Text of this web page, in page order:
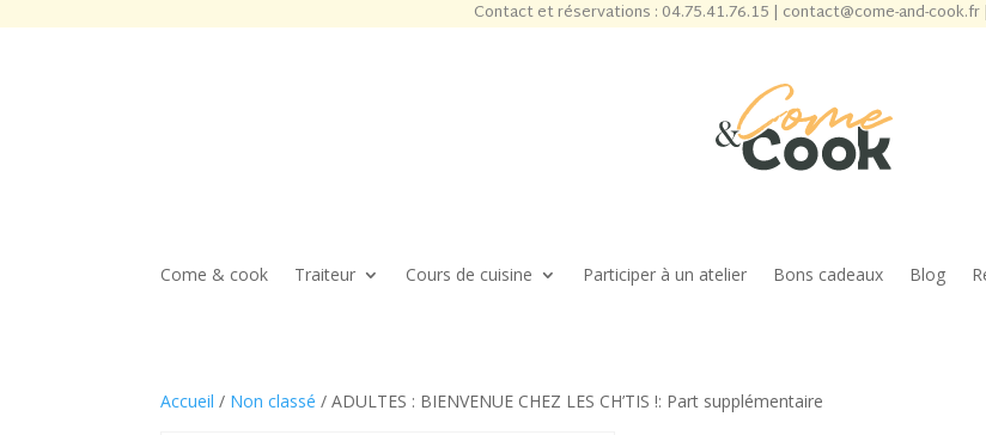
Contact et réservations : 04.75.41.76.15 | contact@come-and-cook.fr
Come & cook Traiteur Cours de cuisine Participer à un atelier Bons cadeaux Blog
Accueil / Non classé / ADULTES : BIENVENUE CHEZ LES CH’TIS !: Part supplémentaire